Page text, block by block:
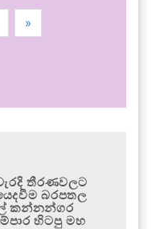
»
තීරණවලට
බරපතල
කන්නන්ගර
හිටපු මහ